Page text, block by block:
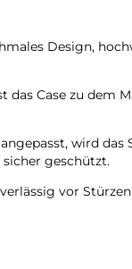
Design,
das Case zu dem
wird das
geschützt.
vor